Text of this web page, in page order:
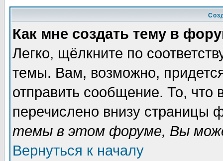
Как мне создать тему в
Легко, щёлкните по
темы. Вам, возможно,
отправить сообщение. То,
перечислено внизу страницы
темы в этом форуме, Вы
Вернуться к началу